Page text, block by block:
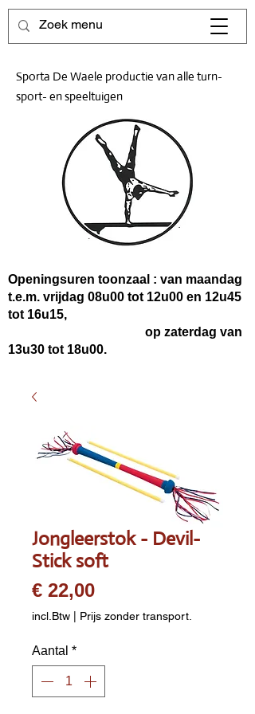
Sporta De Waele productie van alle turn-
sport- en speeltuigen
Openingsuren toonzaal : van maandag
t.e.m. vrijdag 08u00 tot 12u00 en 12u45
tot 16u15,
op zaterdag van
13u30 tot 18u00.
Jongleerstok - Devil-
Stick soft
€ 22,00Prijs
incl.Btw | Prijs zonder transport.
Aantal *